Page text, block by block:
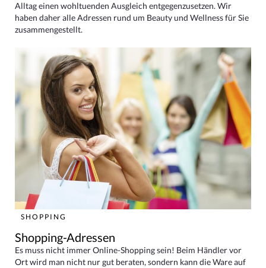
Alltag einen wohltuenden Ausgleich entgegenzusetzen. Wir
haben daher alle Adressen rund um Beauty und Wellness für Sie
zusammengestellt.
SHOPPING
Shopping-Adressen
Es muss nicht immer Online-Shopping sein! Beim Händler vor
Ort wird man nicht nur gut beraten, sondern kann die Ware auf